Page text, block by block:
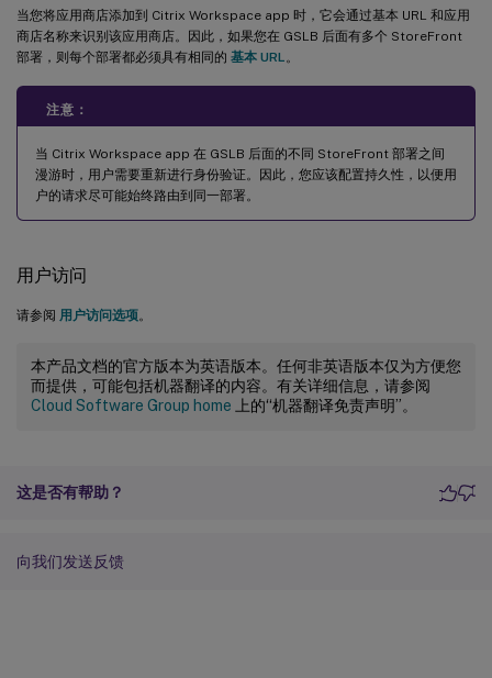
当您将应用商店添加到 Citrix Workspace app 时，它会通过基本 URL 和应用
商店名称来识别该应用商店。因此，如果您在 GSLB 后面有多个 StoreFront
部署，则每个部署都必须具有相同的 基本 URL。
注意：
当 Citrix Workspace app 在 GSLB 后面的不同 StoreFront 部署之间
漫游时，用户需要重新进行身份验证。因此，您应该配置持久性，以便用
户的请求尽可能始终路由到同一部署。
用户访问
请参阅 用户访问选项。
本产品文档的官方版本为英语版本。任何非英语版本仅为方便您
而提供，可能包括机器翻译的内容。有关详细信息，请参阅
Cloud Software Group home 上的“机器翻译免责声明”。
这是否有帮助？
向我们发送反馈